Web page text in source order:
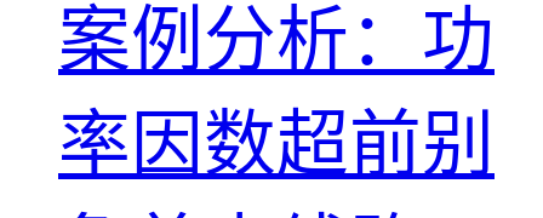
案例分析：功
率因数超前别